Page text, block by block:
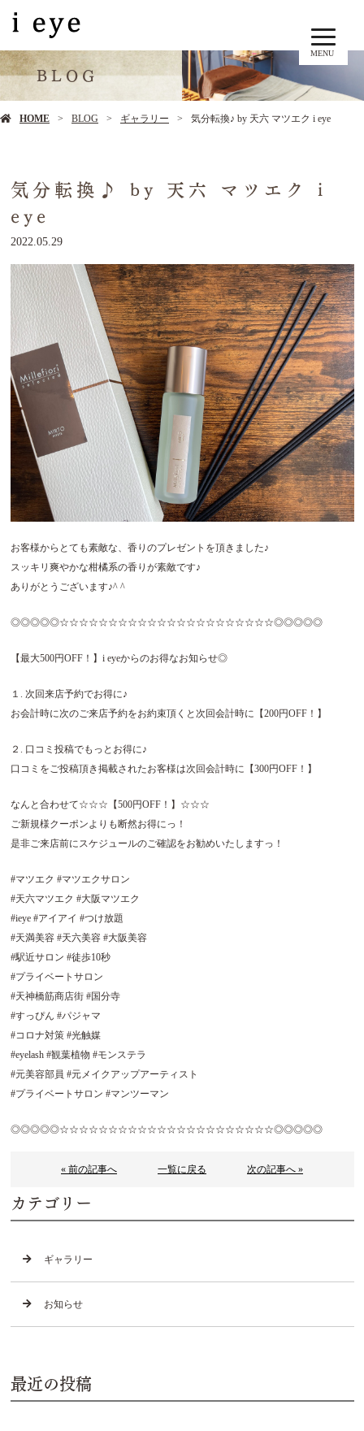
MENU
BLOG
HOME BLOG ギャラリー 気分転換♪ by 天六 マツエク i eye
気分転換♪ by 天六 マツエク i
eye
2022.05.29
お客様からとても素敵な、香りのプレゼントを頂きました♪
スッキリ爽やかな柑橘系の香りが素敵です♪
ありがとうございます♪^ ^
◎◎◎◎◎☆☆☆☆☆☆☆☆☆☆☆☆☆☆☆☆☆☆☆☆☆☆◎◎◎◎◎
【最大500円OFF！】i eyeからのお得なお知らせ◎
１. 次回来店予約でお得に♪
お会計時に次のご来店予約をお約束頂くと次回会計時に【200円OFF！】
２. 口コミ投稿でもっとお得に♪
口コミをご投稿頂き掲載されたお客様は次回会計時に【300円OFF！】
なんと合わせて☆☆☆【500円OFF！】☆☆☆
ご新規様クーポンよりも断然お得にっ！
是非ご来店前にスケジュールのご確認をお勧めいたしますっ！
#マツエク #マツエクサロン
#天六マツエク #大阪マツエク
#ieye #アイアイ #つけ放題
#天満美容 #天六美容 #大阪美容
#駅近サロン #徒歩10秒
#プライベートサロン
#天神橋筋商店街 #国分寺
#すっぴん #パジャマ
#コロナ対策 #光触媒
#eyelash #観葉植物 #モンステラ
#元美容部員 #元メイクアップアーティスト
#プライベートサロン #マンツーマン
◎◎◎◎◎☆☆☆☆☆☆☆☆☆☆☆☆☆☆☆☆☆☆☆☆☆☆◎◎◎◎◎
« 前の記事へ 一覧に戻る 次の記事へ »
カテゴリー
ギャラリー
お知らせ
最近の投稿